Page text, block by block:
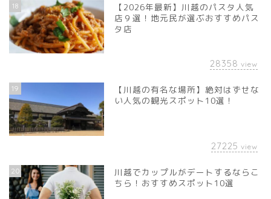
18
【2026年最新】川越のパスタ人気
店９選！地元民が選ぶおすすめパス
タ店
28358 view
19
【川越の有名な場所】絶対はずせな
い人気の観光スポット10選！
27225 view
20
川越でカップルがデートするならこ
ちら！おすすめスポット10選